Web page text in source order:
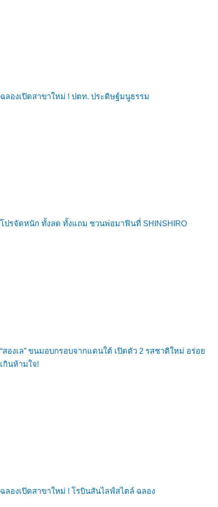
ฉลองเปิดสาขาใหม่ ! ปตท. ประดิษฐ์มนูธรรม
โปรจัดหนัก ทั้งลด ทั้งแถม ชวนพ่อมาฟินที่ SHINSHIRO
“สองเล” ขนมอบกรอบจากแดนใต้ เปิดตัว 2 รสชาติใหม่ อร่อย
เกินห้ามใจ!
ฉลองเปิดสาขาใหม่ ! โรบินสันไลฟ์สไตล์ ฉลอง